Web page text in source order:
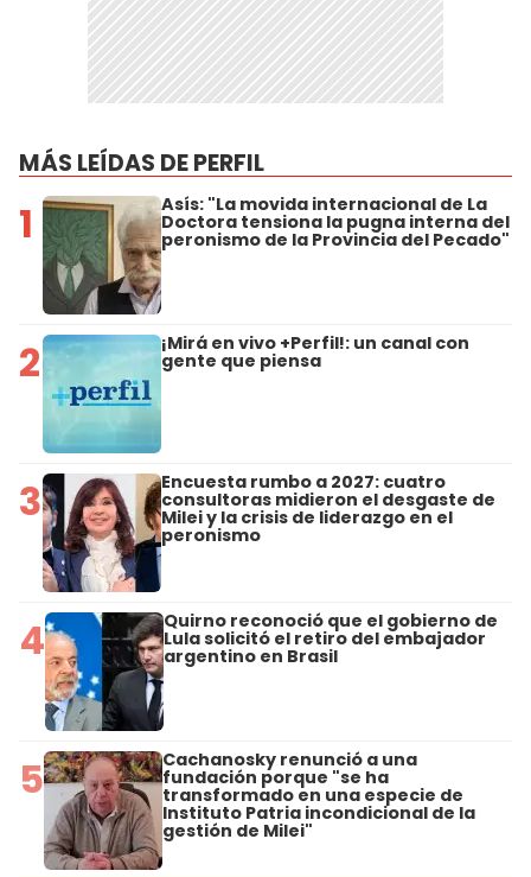
MÁS LEÍDAS DE PERFIL
1 Asís: "La movida internacional de La
Doctora tensiona la pugna interna del
peronismo de la Provincia del Pecado"
2 ¡Mirá en vivo +Perfil!: un canal con
gente que piensa
3 Encuesta rumbo a 2027: cuatro
consultoras midieron el desgaste de
Milei y la crisis de liderazgo en el
peronismo
4 Quirno reconoció que el gobierno de
Lula solicitó el retiro del embajador
argentino en Brasil
5 Cachanosky renunció a una
fundación porque "se ha
transformado en una especie de
Instituto Patria incondicional de la
gestión de Milei"